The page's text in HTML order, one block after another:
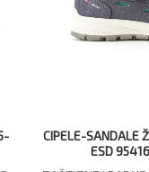
CIPELE-SANDALE
ESD